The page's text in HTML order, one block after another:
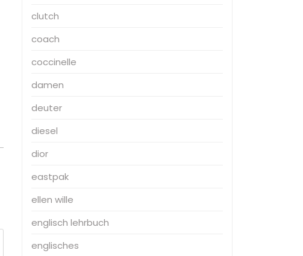
clutch
coach
coccinelle
damen
deuter
diesel
dior
eastpak
ellen wille
englisch lehrbuch
englisches